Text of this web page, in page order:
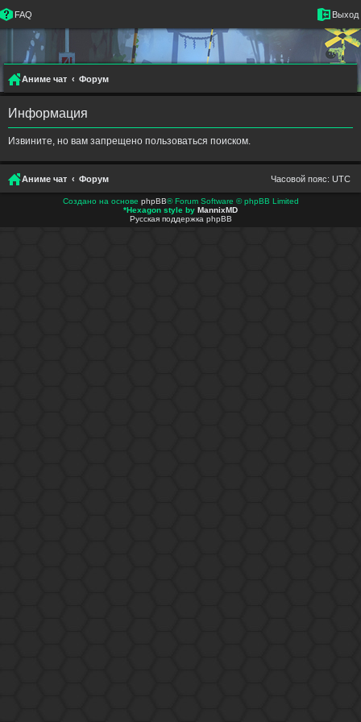
FAQ Выход
Аниме чат Форум
Информация
Извините, но вам запрещено пользоваться поиском.
Аниме чат Форум Часовой пояс: UTC
Создано на основе phpBB® Forum Software © phpBB Limited
*Hexagon style by MannixMD
Русская поддержка phpBB